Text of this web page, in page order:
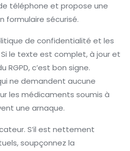
téléphone et propose une
formulaire sécurisé.
de confidentialité et les
le texte est complet, à jour et
c’est bon signe.
ne demandent aucune
les médicaments soumis à
une arnaque.
S’il est nettement
soupçonnez la